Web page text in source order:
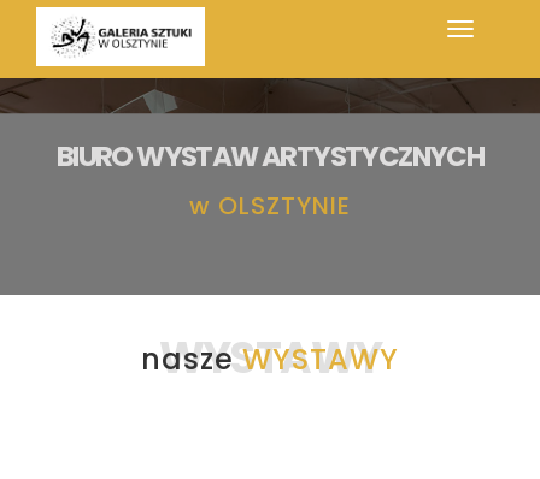
BIURO WYSTAW ARTYSTYCZNYCH
w OLSZTYNIE
WYSTAWY
naszeWYSTAWY